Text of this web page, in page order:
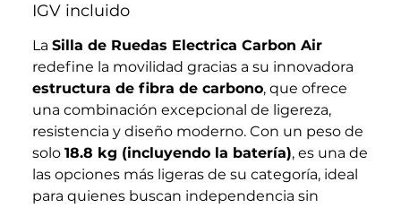
IGV incluido
La Silla de Ruedas Electrica Carbon Air
redefine la movilidad gracias a su innovadora
estructura de fibra de carbono, que ofrece
una combinación excepcional de ligereza,
resistencia y diseño moderno. Con un peso de
solo 18.8 kg (incluyendo la batería), es una de
las opciones más ligeras de su categoría, ideal
para quienes buscan independencia sin